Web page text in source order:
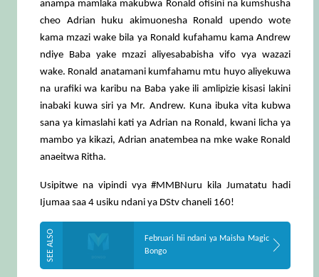
anampa mamlaka makubwa Ronald ofisini na kumshusha
cheo Adrian huku akimuonesha Ronald upendo wote
kama mzazi wake bila ya Ronald kufahamu kama Andrew
ndiye Baba yake mzazi aliyesababisha vifo vya wazazi
wake. Ronald anatamani kumfahamu mtu huyo aliyekuwa
na urafiki wa karibu na Baba yake ili amlipizie kisasi lakini
inabaki kuwa siri ya Mr. Andrew. Kuna ibuka vita kubwa
sana ya kimaslahi kati ya Adrian na Ronald, kwani licha ya
mambo ya kikazi, Adrian anatembea na mke wake Ronald
anaeitwa Ritha.
Usipitwe na vipindi vya #MMBNuru kila Jumatatu hadi
Ijumaa saa 4 usiku ndani ya DStv chaneli 160!
Februari hii ndani ya Maisha Magic
Bongo